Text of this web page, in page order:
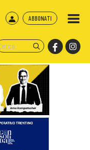
ABBONATI